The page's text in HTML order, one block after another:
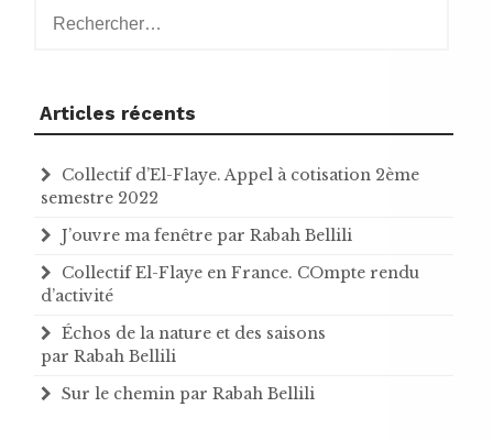
Articles récents
Collectif d’El-Flaye. Appel à cotisation 2ème
semestre 2022
J’ouvre ma fenêtre par Rabah Bellili
Collectif El-Flaye en France. COmpte rendu
d’activité
Échos de la nature et des saisons
par Rabah Bellili
Sur le chemin par Rabah Bellili